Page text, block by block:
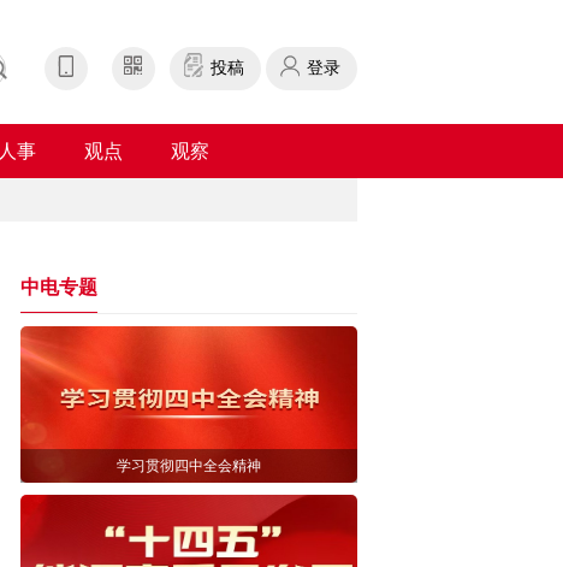
投稿 登录
人事 观点 观察
中电专题
学习贯彻四中全会精神